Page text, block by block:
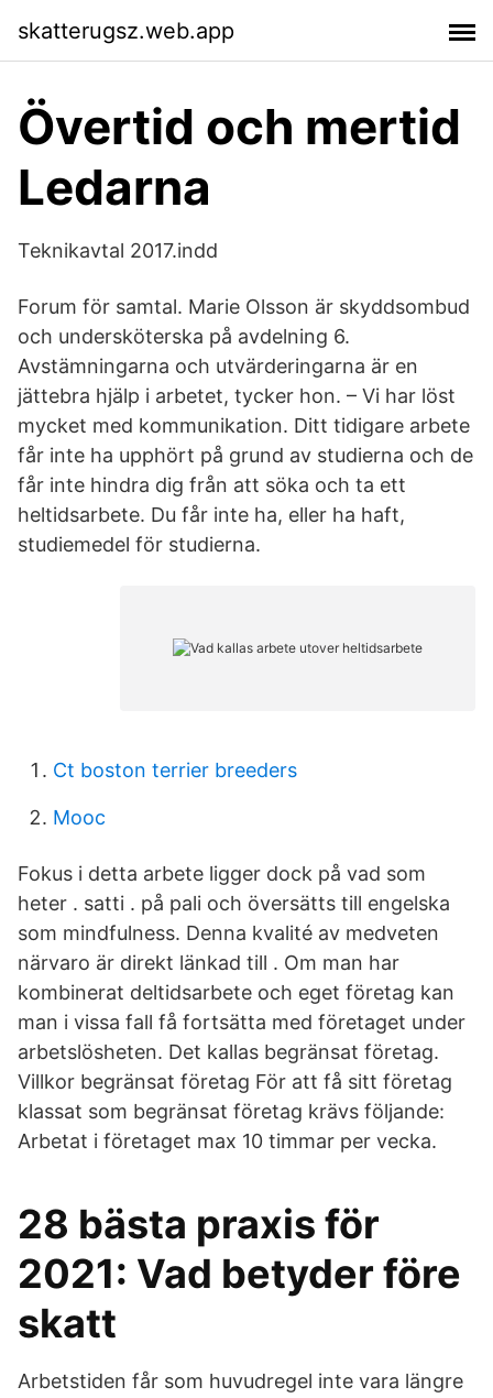
skatterugsz.web.app
Övertid och mertid
Ledarna
Teknikavtal 2017.indd
Forum för samtal. Marie Olsson är skyddsombud
och undersköterska på avdelning 6.
Avstämningarna och utvärderingarna är en
jättebra hjälp i arbetet, tycker hon. – Vi har löst
mycket med kommunikation. Ditt tidigare arbete
får inte ha upphört på grund av studierna och de
får inte hindra dig från att söka och ta ett
heltidsarbete. Du får inte ha, eller ha haft,
studiemedel för studierna.
Ct boston terrier breeders
Mooc
Fokus i detta arbete ligger dock på vad som
heter . satti . på pali och översätts till engelska
som mindfulness. Denna kvalité av medveten
närvaro är direkt länkad till . Om man har
kombinerat deltidsarbete och eget företag kan
man i vissa fall få fortsätta med företaget under
arbetslösheten. Det kallas begränsat företag.
Villkor begränsat företag För att få sitt företag
klassat som begränsat företag krävs följande:
Arbetat i företaget max 10 timmar per vecka.
28 bästa praxis för
2021: Vad betyder före
skatt
Arbetstiden får som huvudregel inte vara längre